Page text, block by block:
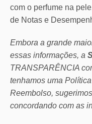
com o perfume na
de Notas e
Embora a grande
essas informações, a
TRANSPARÊNCIA
tenhamos uma
Reembolso,
concordando com as